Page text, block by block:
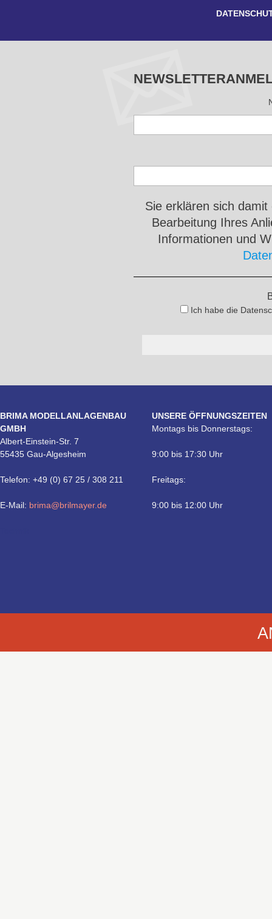
Sie erklären sich
Bearbeitung Ihres
Informationen und
Ich habe die
BRIMA MODELLANLAGENBAU
GMBH
Albert-Einstein-Str. 7
55435 Gau-Algesheim
Telefon: +49 (0) 67 25 / 308 211
E-Mail: brima@brilmayer.de
UNSERE ÖFFNUNGSZEITEN
Montags bis Donnerstags:
9:00 bis 17:30 Uhr
Freitags:
9:00 bis 12:00 Uhr